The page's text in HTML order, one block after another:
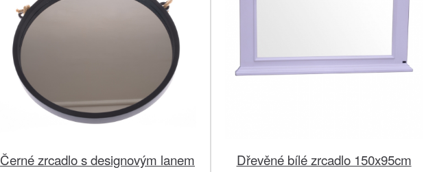
Černé zrcadlo s designovým lanem Dřevěné bílé zrcadlo 150x95cm